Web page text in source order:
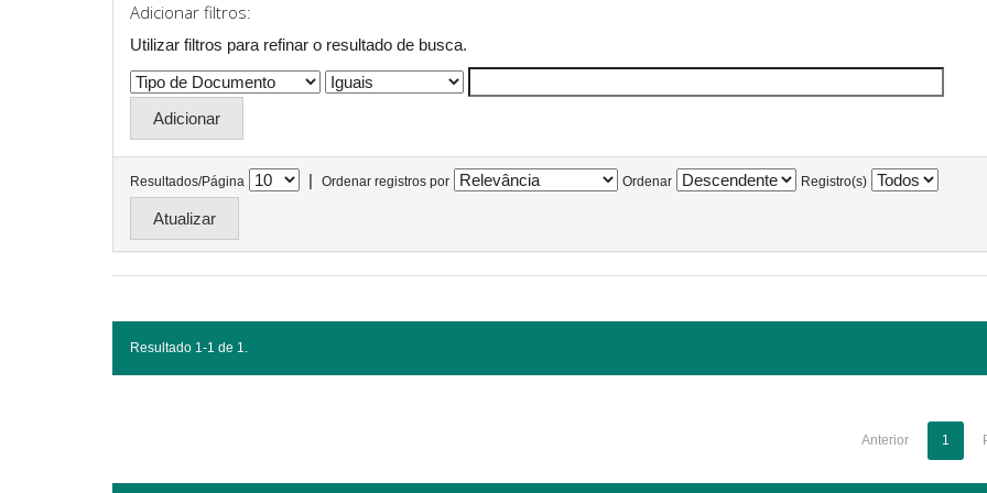
Adicionar filtros:
Utilizar filtros para refinar o resultado de busca.
Resultados/Página | Ordenar registros por Ordenar Registro(s)
Resultado 1-1 de 1.
Anterior 1